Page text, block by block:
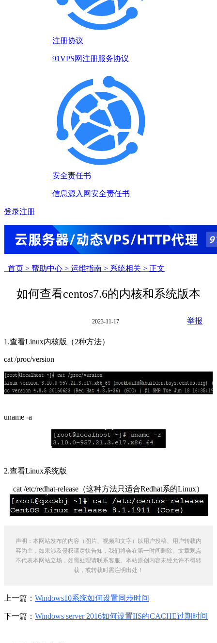
注册协议
91VPS网注册服务协议
安全责任书
信息源入网安全责任书
登录注册
首页 > 帮助中心 > 运维指南 > 系统相关 > 正文
如何查看centos7.6的内核和系统版本
2023-11-17 举报
1.查看Linux内核版（2种方法）
cat /proc/version
uname -a
2.查看Linux系统版
cat /etc/redhat-release（这种方法只适合Redhat系的Linux）
声明：本网站发布的内容（图片、视频和文字）以用户投稿、用户转载内
容为主，如果涉及侵权请尽快告知，我们将会在第一时间删除。文章观点
不代表本网站立场，如需处理请联系客服。本站原创内容未经允许不得转
载，或转载时需注明出处！
上一篇： Windows10系统如何设置同步时间
下一篇： Windows server 2016如何设置IIS的CACHE过期时间